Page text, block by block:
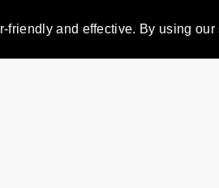
friendly and effective. By using